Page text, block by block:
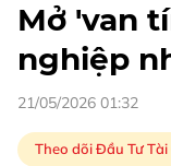
Mở 'van
nghiệp
21/05/2026 01:32
Theo dõi Đầu Tư